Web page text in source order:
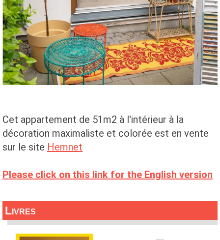
Cet appartement de 51m2 à l'intérieur à la
décoration maximaliste et colorée est en vente
sur le site Hemnet
Please click on this link for the English version
Livres